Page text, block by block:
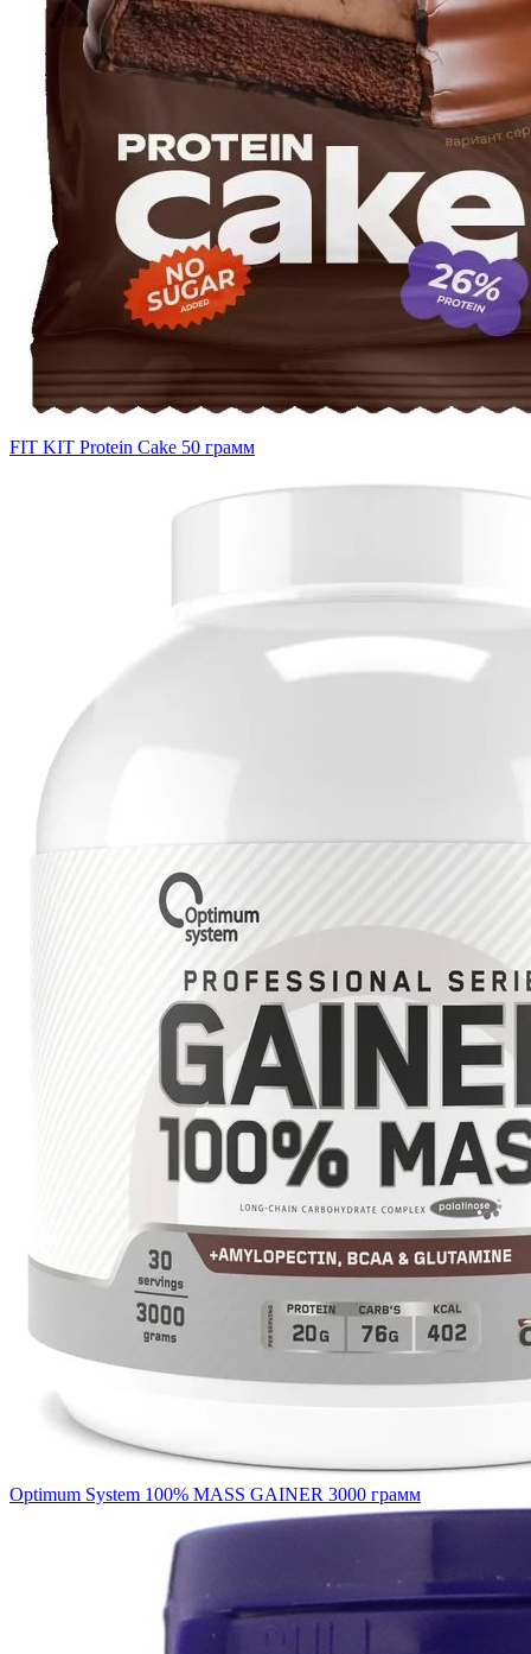
FIT KIT Protein Cake 50 грамм
Optimum System 100% MASS GAINER 3000 грамм